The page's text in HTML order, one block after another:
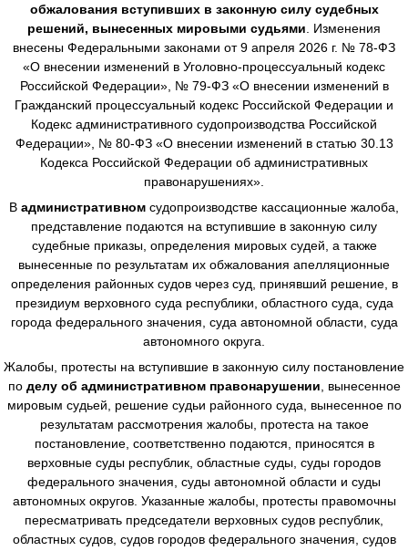
обжалования вступивших в законную силу судебных
решений, вынесенных мировыми судьями . Изменения
внесены Федеральными законами от 9 апреля 2026 г. № 78-ФЗ
«О внесении изменений в Уголовно-процессуальный кодекс
Российской Федерации», № 79-ФЗ «О внесении изменений в
Гражданский процессуальный кодекс Российской Федерации и
Кодекс административного судопроизводства Российской
Федерации», № 80-ФЗ «О внесении изменений в статью 30.13
Кодекса Российской Федерации об административных
правонарушениях».
В административном судопроизводстве кассационные жалоба,
представление подаются на вступившие в законную силу
судебные приказы, определения мировых судей, а также
вынесенные по результатам их обжалования апелляционные
определения районных судов через суд, принявший решение, в
президиум верховного суда республики, областного суда, суда
города федерального значения, суда автономной области, суда
автономного округа.
Жалобы, протесты на вступившие в законную силу постановление
по делу об административном правонарушении , вынесенное
мировым судьей, решение судьи районного суда, вынесенное по
результатам рассмотрения жалобы, протеста на такое
постановление, соответственно подаются, приносятся в
верховные суды республик, областные суды, суды городов
федерального значения, суды автономной области и суды
автономных округов. Указанные жалобы, протесты правомочны
пересматривать председатели верховных судов республик,
областных судов, судов городов федерального значения, судов